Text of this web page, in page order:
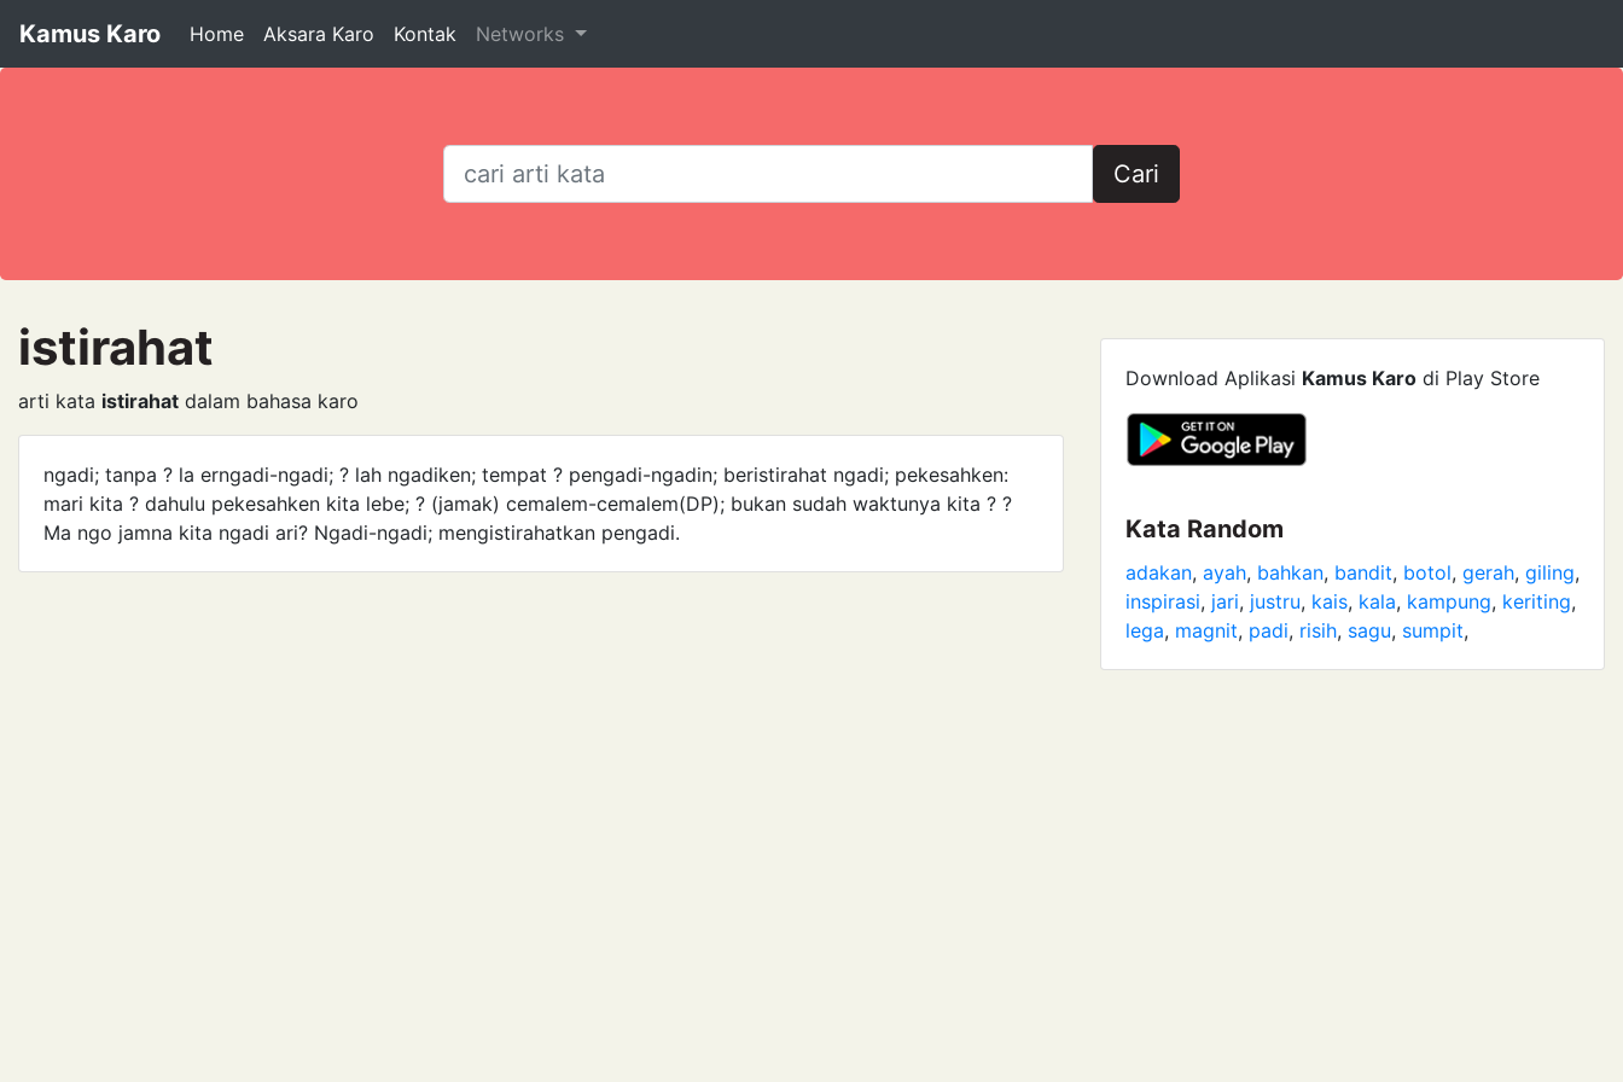
Kamus Karo Home Aksara Karo Kontak Networks
Cari
istirahat
arti kata istirahat dalam bahasa karo
ngadi; tanpa ? la erngadi-ngadi; ? lah ngadiken; tempat ? pengadi-ngadin; beristirahat ngadi; pekesahken:
mari kita ? dahulu pekesahken kita lebe; ? (jamak) cemalem-cemalem(DP); bukan sudah waktunya kita ? ?
Ma ngo jamna kita ngadi ari? Ngadi-ngadi; mengistirahatkan pengadi.
Download Aplikasi Kamus Karo di Play Store
Kata Random
adakan, ayah, bahkan, bandit, botol, gerah, giling,
inspirasi, jari, justru, kais, kala, kampung, keriting,
lega, magnit, padi, risih, sagu, sumpit,